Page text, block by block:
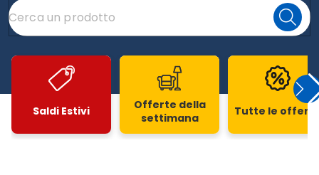
Saldi Estivi
Offerte della
settimana
Tutte le